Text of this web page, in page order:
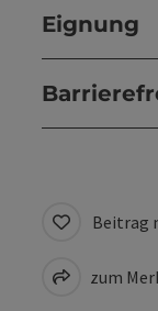
Eignung
Beitrag
zum